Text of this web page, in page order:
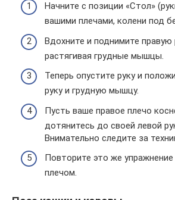
Начните с позиции «Стол»
вашими плечами, колени под
Вдохните и поднимите правую
растягивая грудные мышцы.
Теперь опустите руку и
руку и грудную мышцу.
Пусть ваше правое плечо
дотянитесь до своей левой
Внимательно следите за
Повторите это же
плечом.